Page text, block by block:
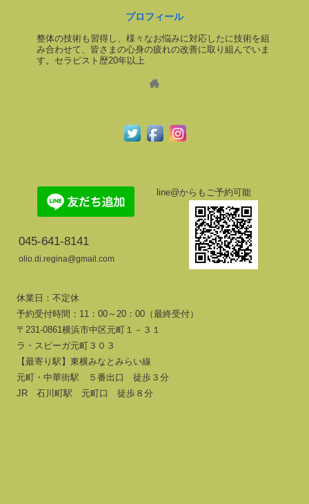
プロフィール
整体の技術も習得し、様々なお悩みに対応したに技術を組
み合わせて、皆さまの心身の疲れの改善に取り組んでいま
す。セラピスト歴20年以上
045-641-8141
olio.di.regina@gmail.com
line@からもご予約可能
休業日：不定休
予約受付時間：11：00～20：00（最終受付）
〒231-0861横浜市中区元町１－３１
ラ・スピーガ元町３０３
【最寄り駅】東横みなとみらい線
元町・中華街駅 ５番出口 徒歩３分
JR 石川町駅 元町口 徒歩８分